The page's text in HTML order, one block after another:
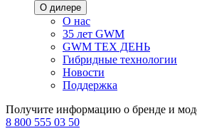
О дилере
О нас
35 лет GWM
GWM ТЕХ ДЕНЬ
Гибридные технологии
Новости
Поддержка
Получите информацию о бренде и
8 800 555 03 50